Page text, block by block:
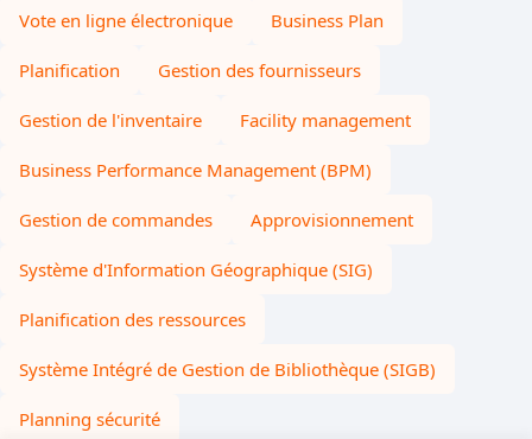
Vote en ligne électronique Business Plan
Planification Gestion des fournisseurs
Gestion de l'inventaire Facility management
Business Performance Management (BPM)
Gestion de commandes Approvisionnement
Système d'Information Géographique (SIG)
Planification des ressources
Système Intégré de Gestion de Bibliothèque (SIGB)
Planning sécurité